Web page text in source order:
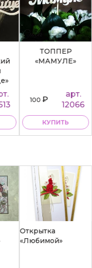
ТОППЕР
«МАМУЛЕ»
100₽
арт.
12066
КУПИТЬ
Открытка
«Любимой»